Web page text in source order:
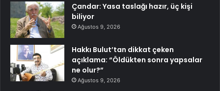
Çandar: Yasa taslağı hazır, üç kişi
biliyor
Ağustos 9, 2026
Hakkı Bulut’tan dikkat çeken
açıklama: “Öldükten sonra yapsalar
ne olur?”
Ağustos 9, 2026